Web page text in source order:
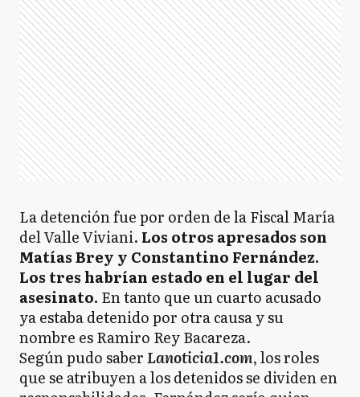
La detención fue por orden de la Fiscal María
del Valle Viviani. Los otros apresados son
Matías Brey y Constantino Fernández.
Los tres habrían estado en el lugar del
asesinato. En tanto que un cuarto acusado
ya estaba detenido por otra causa y su
nombre es Ramiro Rey Bacareza.
Según pudo saberLanoticia1.com, los roles
que se atribuyen a los detenidos se dividen en